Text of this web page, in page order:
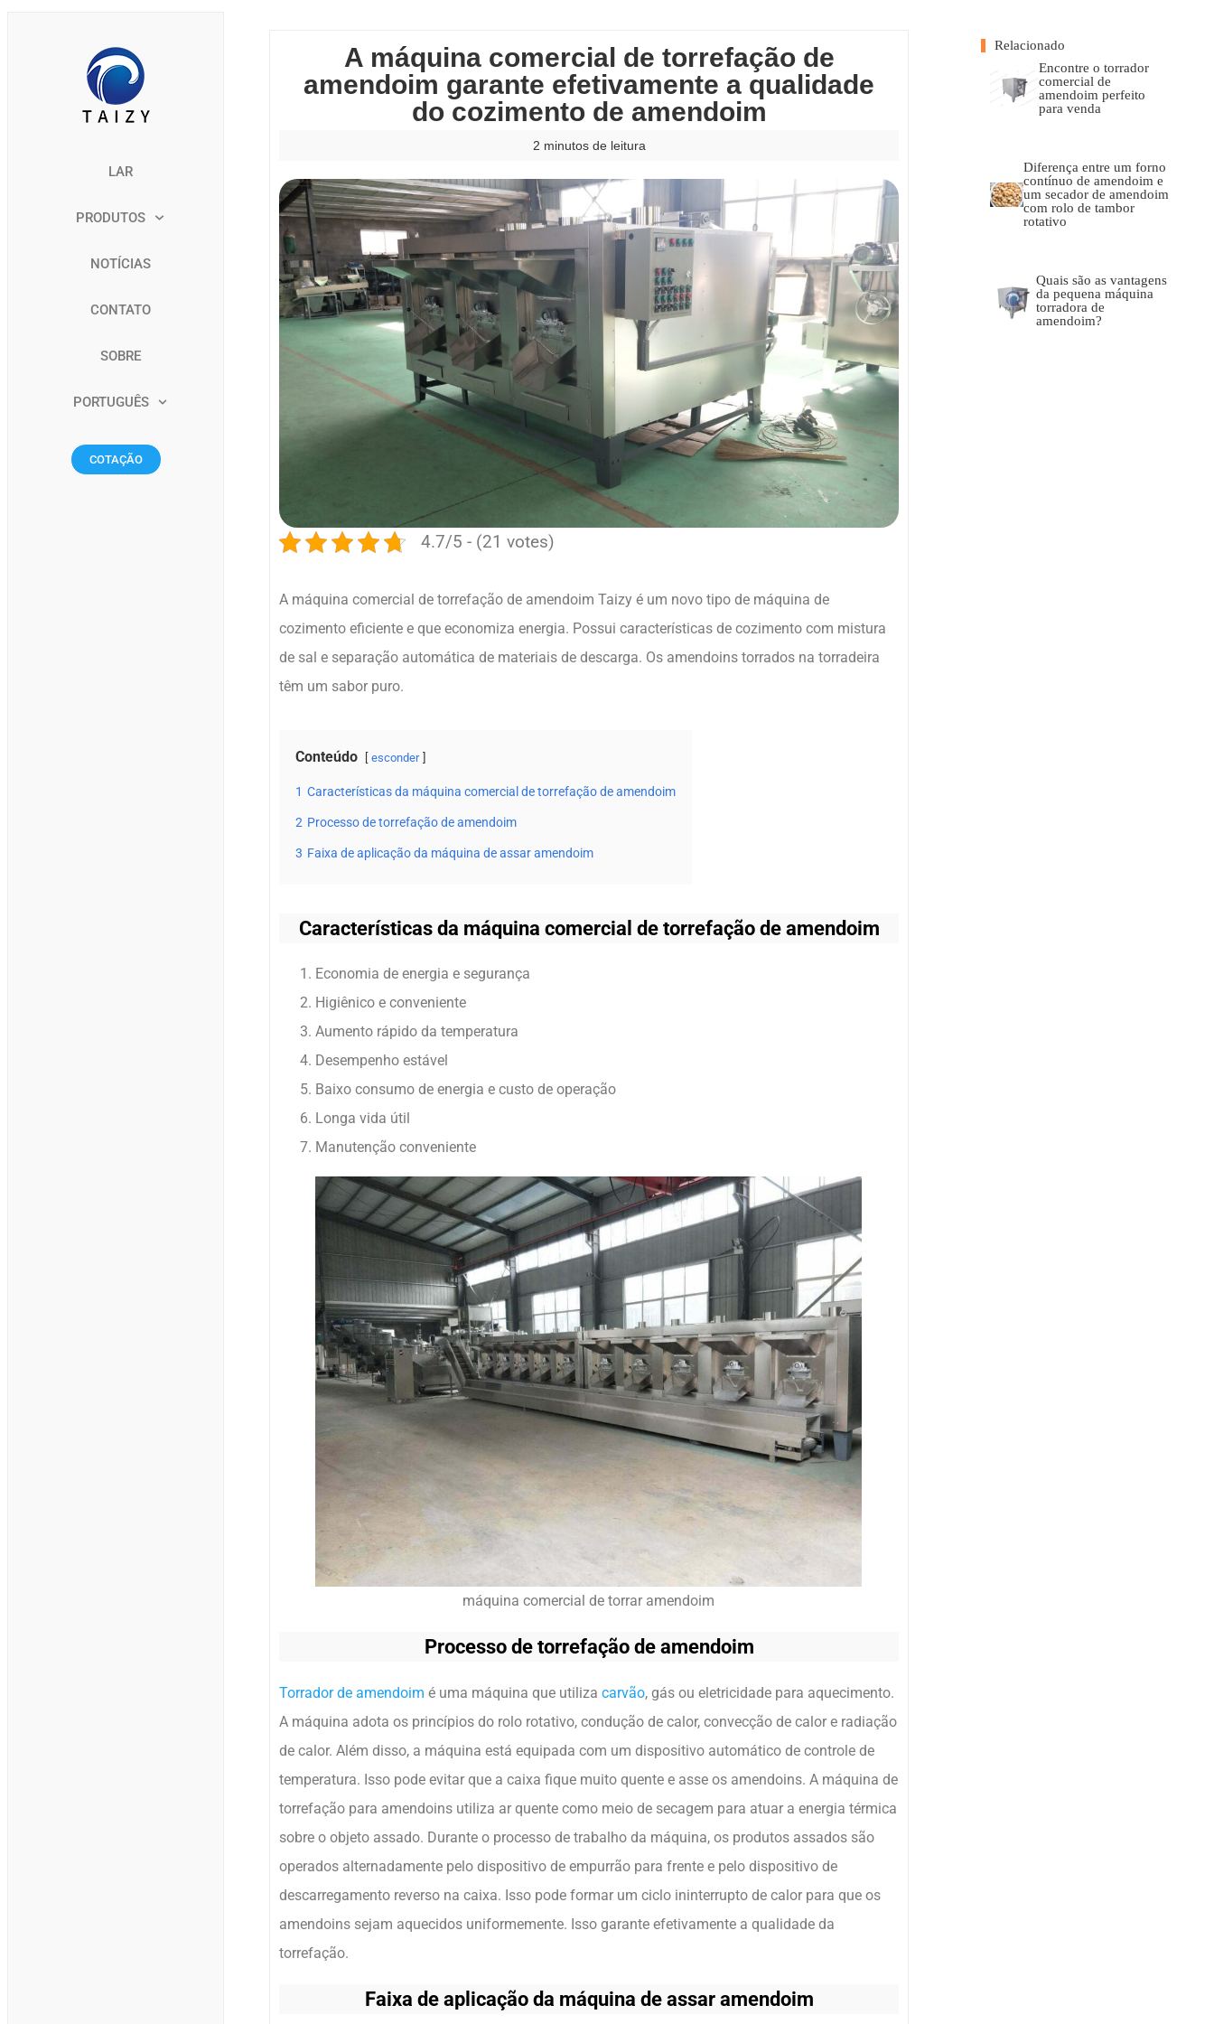
LAR
PRODUTOS
NOTÍCIAS
CONTATO
SOBRE
PORTUGUÊS
COTAÇÃO
A máquina comercial de torrefação de
amendoim garante efetivamente a qualidade
do cozimento de amendoim
2 minutos de leitura
4.7/5 - (21 votes)
A máquina comercial de torrefação de amendoim Taizy é um novo tipo de máquina de
cozimento eficiente e que economiza energia. Possui características de cozimento com mistura
de sal e separação automática de materiais de descarga. Os amendoins torrados na torradeira
têm um sabor puro.
Conteúdo esconder
1 Características da máquina comercial de torrefação de amendoim
2 Processo de torrefação de amendoim
3 Faixa de aplicação da máquina de assar amendoim
Características da máquina comercial de torrefação de amendoim
Economia de energia e segurança
Higiênico e conveniente
Aumento rápido da temperatura
Desempenho estável
Baixo consumo de energia e custo de operação
Longa vida útil
Manutenção conveniente
máquina comercial de torrar amendoim
Processo de torrefação de amendoim
Torrador de amendoim é uma máquina que utilizacarvão, gás ou eletricidade para aquecimento.
A máquina adota os princípios do rolo rotativo, condução de calor, convecção de calor e radiação
de calor. Além disso, a máquina está equipada com um dispositivo automático de controle de
temperatura. Isso pode evitar que a caixa fique muito quente e asse os amendoins. A máquina de
torrefação para amendoins utiliza ar quente como meio de secagem para atuar a energia térmica
sobre o objeto assado. Durante o processo de trabalho da máquina, os produtos assados são
operados alternadamente pelo dispositivo de empurrão para frente e pelo dispositivo de
descarregamento reverso na caixa. Isso pode formar um ciclo ininterrupto de calor para que os
amendoins sejam aquecidos uniformemente. Isso garante efetivamente a qualidade da
torrefação.
Faixa de aplicação da máquina de assar amendoim
Relacionado
Encontre o torrador
comercial de
amendoim perfeito
para venda
Diferença entre um forno
contínuo de amendoim e
um secador de amendoim
com rolo de tambor
rotativo
Quais são as vantagens
da pequena máquina
torradora de
amendoim?